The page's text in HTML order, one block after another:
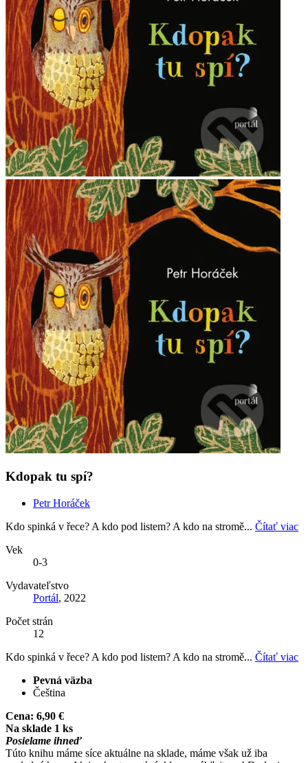
Kdopak tu spí?
Petr Horáček
Kdo spinká v řece? A kdo pod listem? A kdo na stromě... Čítať viac
Vek
0-3
Vydavateľstvo
Portál, 2022
Počet strán
12
Kdo spinká v řece? A kdo pod listem? A kdo na stromě... Čítať viac
Pevná väzba
Čeština
Cena: 6,90 €
Na sklade 1 ks
Posielame ihneď
Túto knihu máme síce aktuálne na sklade, máme však už iba